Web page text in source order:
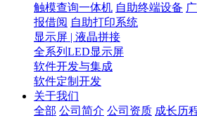
触模查询一体机 自助终端设备
报借阅 自助打印系统
显示屏 | 液晶拼接
全系列LED显示屏
软件开发与集成
软件定制开发
关于我们
全部 公司简介 公司资质 成长历